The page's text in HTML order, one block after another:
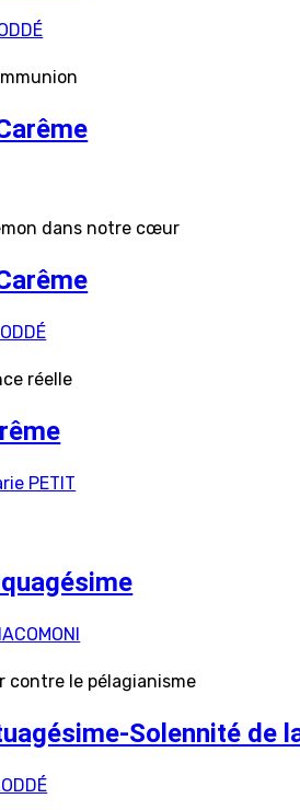
dans notre cœur
réelle
PETIT
contre le pélagianisme
Solennité de